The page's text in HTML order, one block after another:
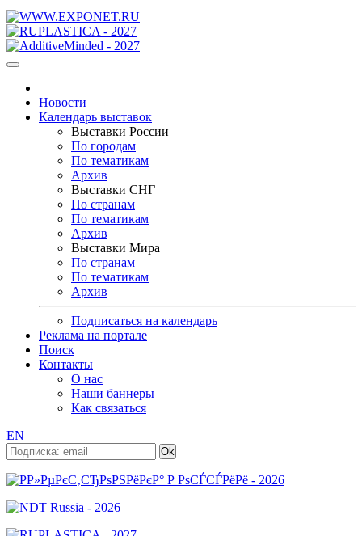
Новости
Календарь выставок
Выставки России
По городам
По тематикам
Архив
Выставки СНГ
По странам
По тематикам
Архив
Выставки Мира
По странам
По тематикам
Архив
Подписаться на календарь
Реклама на портале
Поиск
Контакты
О нас
Наши баннеры
Как связаться
EN